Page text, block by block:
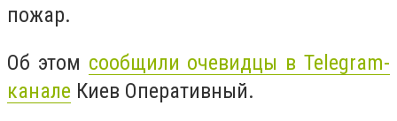
пожар.
Об этом сообщили очевидцы вTelegram-
канале Киев Оперативный.